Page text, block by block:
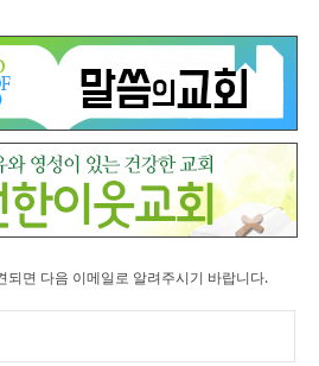
면 다음 이메일로 알려주시기 바랍니다.